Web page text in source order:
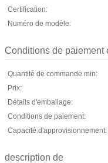
Certification:
Numéro de modèle:
Conditions de paiement
Quantité de commande min:
Prix:
Détails d'emballage:
Conditions de paiement:
Capacité d'approvisionnement:
description de